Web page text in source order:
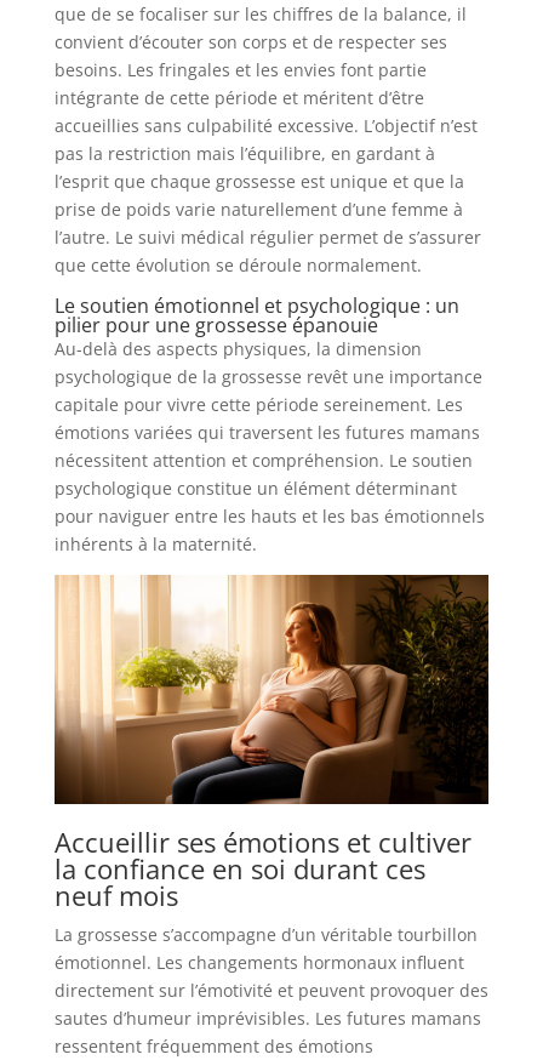
que de se focaliser sur les chiffres de la balance, il
convient d’écouter son corps et de respecter ses
besoins. Les fringales et les envies font partie
intégrante de cette période et méritent d’être
accueillies sans culpabilité excessive. L’objectif n’est
pas la restriction mais l’équilibre, en gardant à
l’esprit que chaque grossesse est unique et que la
prise de poids varie naturellement d’une femme à
l’autre. Le suivi médical régulier permet de s’assurer
que cette évolution se déroule normalement.
Le soutien émotionnel et psychologique : un
pilier pour une grossesse épanouie
Au-delà des aspects physiques, la dimension
psychologique de la grossesse revêt une importance
capitale pour vivre cette période sereinement. Les
émotions variées qui traversent les futures mamans
nécessitent attention et compréhension. Le soutien
psychologique constitue un élément déterminant
pour naviguer entre les hauts et les bas émotionnels
inhérents à la maternité.
Accueillir ses émotions et cultiver
la confiance en soi durant ces
neuf mois
La grossesse s’accompagne d’un véritable tourbillon
émotionnel. Les changements hormonaux influent
directement sur l’émotivité et peuvent provoquer des
sautes d’humeur imprévisibles. Les futures mamans
ressentent fréquemment des émotions